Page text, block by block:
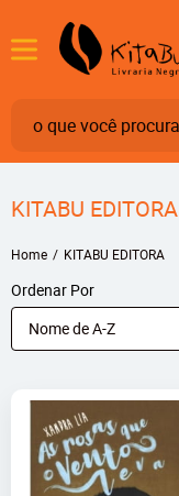
KITABU EDITORA
Home KITABU EDITORA
Ordenar Por
Nome de A-Z